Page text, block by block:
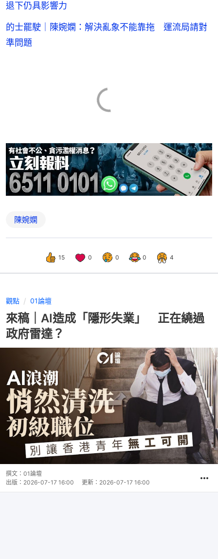
退下仍具影響力
的士罷駛｜陳婉嫻：解決亂象不能靠拖 運流局請對
準問題
陳婉嫻
15 0 0 0 4
觀點 01論壇
來稿｜AI造成「隱形失業」 正在繞過
政府雷達？
撰文： 01論壇
出版： 2026-07-17 16:00 更新： 2026-07-17 16:00